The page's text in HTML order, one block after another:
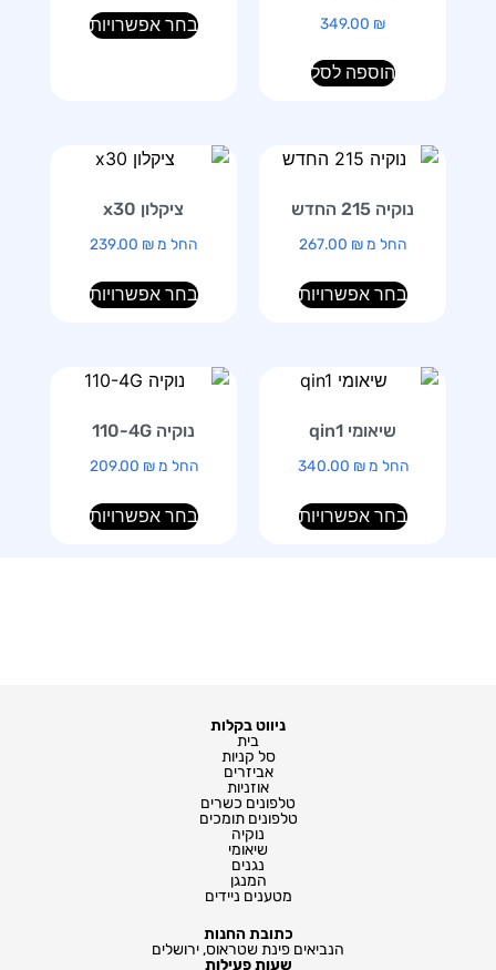
349.00 ₪
הוספה לסל
בחר אפשרויות
נוקיה 215 החדש
החל מ 267.00 ₪
בחר אפשרויות
ציקלון x30
החל מ 239.00 ₪
בחר אפשרויות
שיאומי qin1
החל מ 340.00 ₪
בחר אפשרויות
נוקיה 110-4G
החל מ 209.00 ₪
בחר אפשרויות
ניווט בקלות
בית
סל קניות
אביזרים
אוזניות
טלפונים כשרים
טלפונים תומכים
נוקיה
שיאומי
נגנים
המנגן
מטענים ניידים
כתובת החנות
הנביאים פינת שטראוס, ירושלים
שעות פעילות